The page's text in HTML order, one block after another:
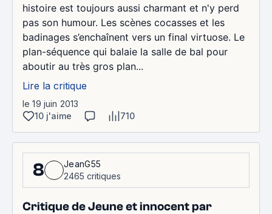
histoire est toujours aussi charmant et n'y perd
pas son humour. Les scènes cocasses et les
badinages s’enchaînent vers un final virtuose. Le
plan-séquence qui balaie la salle de bal pour
aboutir au très gros plan...
Lire la critique
le 19 juin 2013
10 j'aime
710
8
JeanG55
2465 critiques
Critique de Jeune et innocent par